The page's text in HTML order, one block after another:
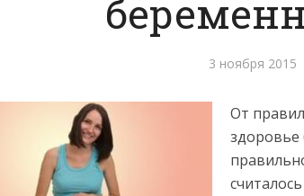
3 ноября 2015
От
здоровье